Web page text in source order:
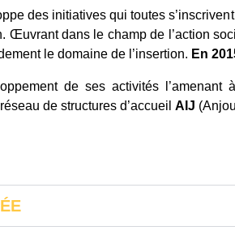
des initiatives qui toutes
Œuvrant dans le champ de l’action
le domaine de l’insertion. En
de ses activités
de structures d’accueil AIJ